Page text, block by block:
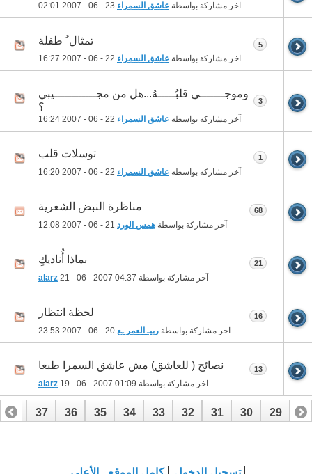
آخر مشاركة بواسطة عاشق السمراء 02:01
تمثال ُ طفلة
آخر مشاركة بواسطة عاشق السمراء 16:27
5
وموجـــــــي قلبُـــــهُ...هل من مجــــــــــــيبي
؟
آخر مشاركة بواسطة عاشق السمراء 16:24
3
توسلات قلب
آخر مشاركة بواسطة عاشق السمراء 16:20
1
مناظرة النبض الشعرية
آخر مشاركة بواسطة همس الورد 12:08
68
بماذا أُناديكِ
آخر مشاركة بواسطة alarz 21 - 06 - 2007 04:37
21
لحظة انتظار
آخر مشاركة بواسطة ربيـ العمر ـع 23:53
16
نصائح ( للعاشق) مش عاشق السمرا طبعا
آخر مشاركة بواسطة alarz 19 - 06 - 2007 01:09
13
28
29
30
31
32
33
34
35
36
37
38